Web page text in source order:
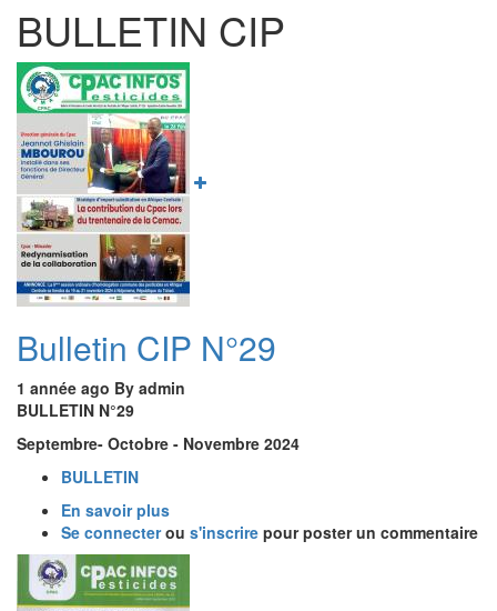
BULLETIN CIP
Image
Bulletin CIP N°29
1 année ago By admin
BULLETIN N°29
Septembre- Octobre - Novembre 2024
BULLETIN
En savoir plus
Bulletin
CIP
N°29
Se connecterou s'inscrire pour poster un commentaire
Image